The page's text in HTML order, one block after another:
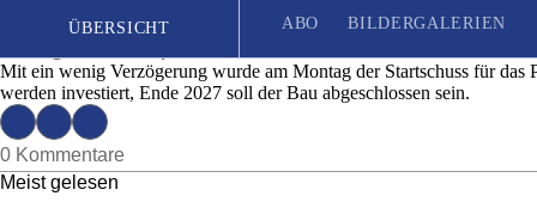
ÜBERSICHT ABO BILDERGALERIEN
Seit 1887| Das unabhängige Wochenblatt für Unterkärnten
Der erste Spaten ist gesetzt: In Jakling
Ausgabe 19 | Mittwoch, 6. Mai 2026
Mit ein wenig Verzögerung wurde am Montag der Startschuss für
werden investiert, Ende 2027 soll der Bau abgeschlossen sein.
0 Kommentare
Meist gelesen